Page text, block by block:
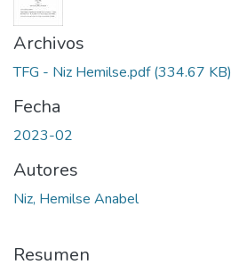
Archivos
TFG - Niz Hemilse.pdf(334.67 KB)
Fecha
2023-02
Autores
Niz, Hemilse Anabel
Resumen